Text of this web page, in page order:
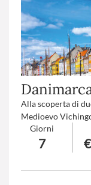
Alla scoperta di
Medioevo
incontaminata.
Trattamento
:
Giorni
7